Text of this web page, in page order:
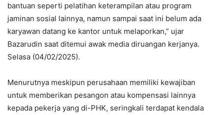
bantuan seperti pelatihan keterampilan atau program
jaminan sosial lainnya, namun sampai saat ini belum ada
karyawan datang ke kantor untuk melaporkan,” ujar
Bazarudin saat ditemui awak media diruangan kerjanya.
Selasa (04/02/2025).
Menurutnya meskipun perusahaan memiliki kewajiban
untuk memberikan pesangon atau kompensasi lainnya
kepada pekerja yang di-PHK, seringkali terdapat kendala